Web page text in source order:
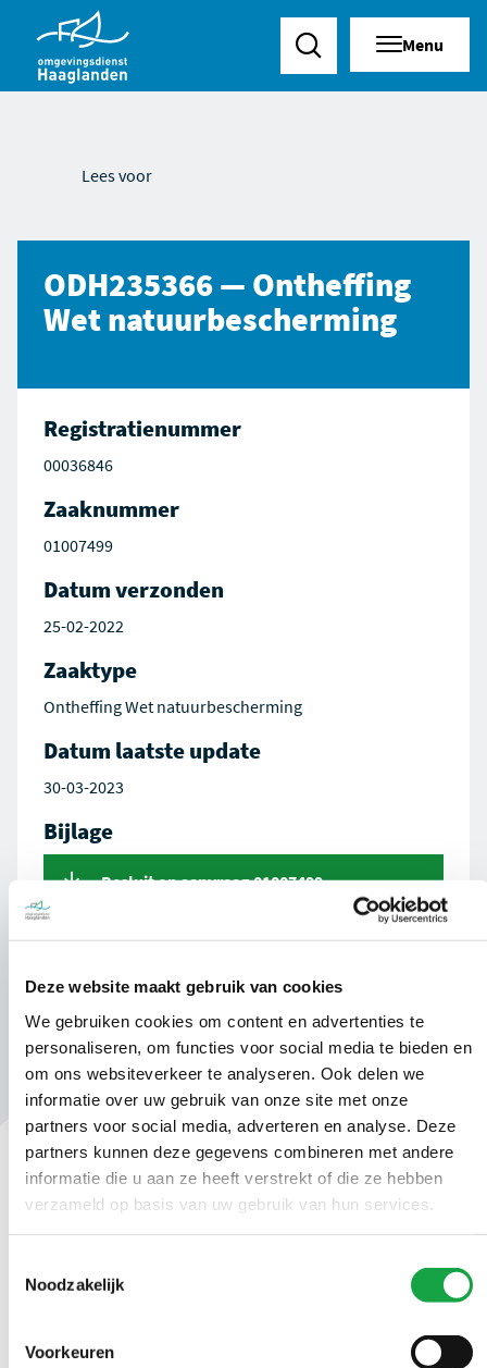
Deze website maakt gebruik van cookies
We gebruiken cookies om content en advertenties te
personaliseren, om functies voor social media te bieden en
om ons websiteverkeer te analyseren. Ook delen we
informatie over uw gebruik van onze site met onze
partners voor social media, adverteren en analyse. Deze
partners kunnen deze gegevens combineren met andere
informatie die u aan ze heeft verstrekt of die ze hebben
verzameld op basis van uw gebruik van hun services.
Noodzakelijk
Voorkeuren
Zoeken Menu
Lees voor
ODH235366 — Ontheffing
Wet natuurbescherming
Registratienummer
00036846
Zaaknummer
01007499
Datum verzonden
25-02-2022
Zaaktype
Ontheffing Wet natuurbescherming
Datum laatste update
30-03-2023
Bijlage
Besluit op aanvraag 01007499-
Contact
(070) 21 899 00
Stuur ons een bericht